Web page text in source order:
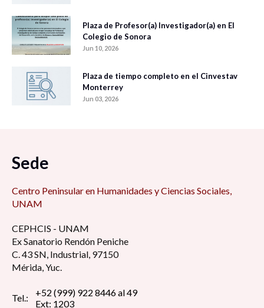
Plaza de Profesor(a) Investigador(a) en El
Colegio de Sonora
Jun 10, 2026
Plaza de tiempo completo en el Cinvestav
Monterrey
Jun 03, 2026
Sede
Centro Peninsular en Humanidades y Ciencias Sociales,
UNAM
CEPHCIS - UNAM
Ex Sanatorio Rendón Peniche
C. 43 SN, Industrial, 97150
Mérida, Yuc.
Tel.:
+52 (999) 922 8446 al 49
Ext: 1203